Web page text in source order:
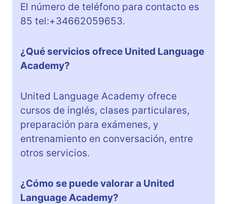
El número de teléfono para contacto es
85 tel:+34662059653.
¿Qué servicios ofrece United Language
Academy?
United Language Academy ofrece
cursos de inglés, clases particulares,
preparación para exámenes, y
entrenamiento en conversación, entre
otros servicios.
¿Cómo se puede valorar a United
Language Academy?